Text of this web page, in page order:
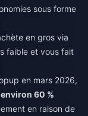
sous forme
en gros via
faible et vous fait
en mars 2026,
60 %
en raison de